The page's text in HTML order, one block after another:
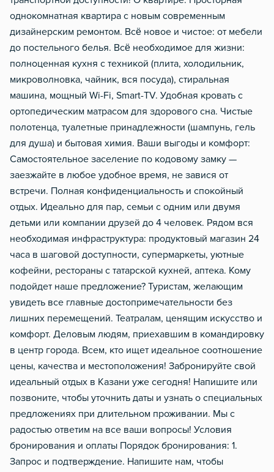
однокомнатная квартира с новым современным
дизайнерским ремонтом. Всё новое и чистое: от мебели
до постельного белья. Всё необходимое для жизни:
полноценная кухня с техникой (плита, холодильник,
микроволновка, чайник, вся посуда), стиральная
машина, мощный Wi-Fi, Smart-TV. Удобная кровать с
ортопедическим матрасом для здорового сна. Чистые
полотенца, туалетные принадлежности (шампунь, гель
для душа) и бытовая химия. Ваши выгоды и комфорт:
Самостоятельное заселение по кодовому замку —
заезжайте в любое удобное время, не завися от
встречи. Полная конфиденциальность и спокойный
отдых. Идеально для пар, семьи с одним или двумя
детьми или компании друзей до 4 человек. Рядом вся
необходимая инфраструктура: продуктовый магазин 24
часа в шаговой доступности, супермаркеты, уютные
кофейни, рестораны с татарской кухней, аптека. Кому
подойдет наше предложение? Туристам, желающим
увидеть все главные достопримечательности без
лишних перемещений. Театралам, ценящим искусство и
комфорт. Деловым людям, приехавшим в командировку
в центр города. Всем, кто ищет идеальное соотношение
цены, качества и местоположения! Забронируйте свой
идеальный отдых в Казани уже сегодня! Напишите или
позвоните, чтобы уточнить даты и узнать о специальных
предложениях при длительном проживании. Мы с
радостью ответим на все ваши вопросы! Условия
бронирования и оплаты Порядок бронирования: 1.
Запрос и подтверждение. Напишите нам, чтобы